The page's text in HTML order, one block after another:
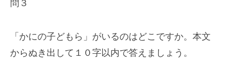
問３
「かにの子どもら」がいるのはどこですか。本文
からぬき出して１０字以内で答えましょう。